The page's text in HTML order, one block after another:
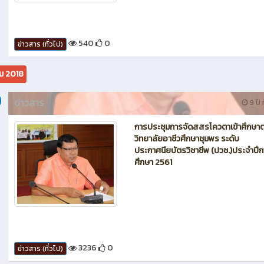
ข่าวสาร (ทั่วไป) 540 0
2018
9 ปี
ข่าวสาร
การประชุมการจัดสสรโควตาเข้าศึกษา
วิทยาลัยอาชีวศึกษาชุมพร ระดับ
ประกาศนียบัตรวิชาชีพ (ปวช.)ประจำปี
ศึกษา 2561
ข่าวสาร (ทั่วไป) 3236 0